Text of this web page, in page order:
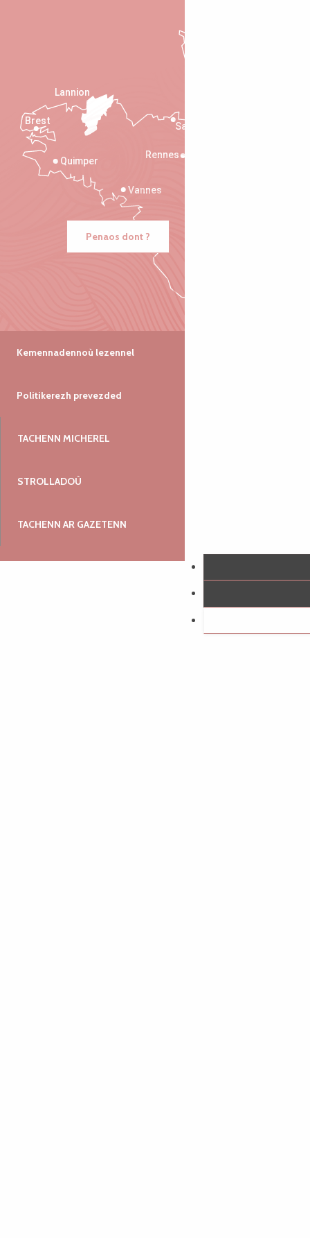
Saint-Malo
Rennes
Vannes
Quimper
Lannion
Brest
Penaos dont ?
Kemennadennoù lezennel
Politikerezh prevezded
TACHENN MICHEREL
STROLLADOÙ
TACHENN AR GAZETENN